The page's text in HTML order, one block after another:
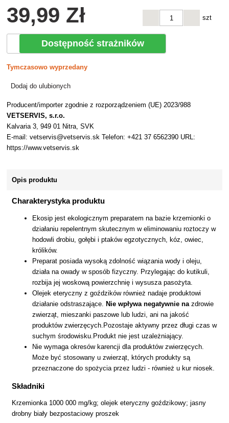
39,99 Zł szt
Dostępność strażników
Tymczasowo wyprzedany
Dodaj do ulubionych
Producent/importer zgodnie z rozporządzeniem (UE) 2023/988
VETSERVIS, s.r.o.
Kalvaria 3, 949 01 Nitra, SVK
E-mail: vetservis@vetservis.sk Telefon: +421 37 6562390 URL:
https://www.vetservis.sk
Opis produktu
Charakterystyka produktu
Ekosip jest ekologicznym preparatem na bazie krzemionki o
działaniu repelentnym skutecznym w eliminowaniu roztoczy w
hodowli drobiu, gołębi i ptaków egzotycznych, kóz, owiec,
królików.
Preparat posiada wysoką zdolność wiązania wody i oleju,
działa na owady w sposób fizyczny. Przylegając do kutikuli,
rozbija jej woskową powierzchnię i wysusza pasożyta.
Olejek eteryczny z goździków również nadaje produktowi
działanie odstraszające. Nie wpływa negatywnie nazdrowie
zwierząt, mieszanki paszowe lub ludzi, ani na jakość
produktów zwierzęcych.Pozostaje aktywny przez długi czas w
suchym środowisku.Produkt nie jest uzależniający.
Nie wymaga okresów karencji dla produktów zwierzęcych.
Może być stosowany u zwierząt, których produkty są
przeznaczone do spożycia przez ludzi - również u kur niosek.
Składniki
Krzemionka 1000 000 mg/kg; olejek eteryczny goździkowy; jasny
drobny biały bezpostaciowy proszek